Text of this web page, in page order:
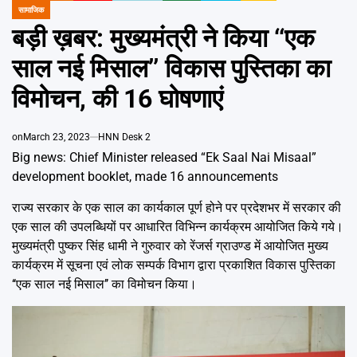
POSTED
IN
सामाजिक
बड़ी ख़बर: मुख्यमंत्री ने किया ‘‘एक
साल नई मिसाल’’ विकास पुस्तिका का
विमोचन, की 16 घोषणाएं
on March 23, 2023 HNN Desk 2
Big news: Chief Minister released “Ek Saal Nai Misaal”
development booklet, made 16 announcements
राज्य सरकार के एक साल का कार्यकाल पूर्ण होने पर प्रदेशभर में सरकार की
एक साल की उपलब्धियों पर आधारित विभिन्न कार्यक्रम आयोजित किये गये।
मुख्यमंत्री पुष्कर सिंह धामी ने गुरुवार को रेंजर्स ग्राउण्ड में आयोजित मुख्य
कार्यक्रम में सूचना एवं लोक सम्पर्क विभाग द्वारा प्रकाशित विकास पुस्तिका
‘‘एक साल नई मिसाल’’ का विमोचन किया।